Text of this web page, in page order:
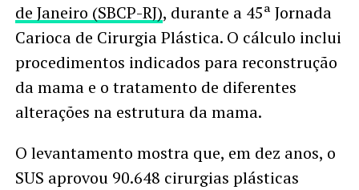
de Janeiro (SBCP-RJ), durante a 45ª Jornada
Carioca de Cirurgia Plástica. O cálculo inclui
procedimentos indicados para reconstrução
da mama e o tratamento de diferentes
alterações na estrutura da mama.
O levantamento mostra que, em dez anos, o
SUS aprovou 90.648 cirurgias plásticas